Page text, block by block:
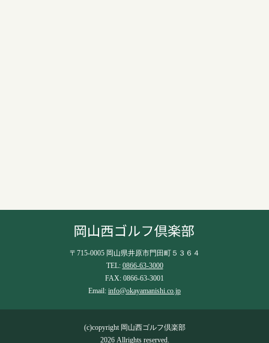
〒715-0005 岡山県井原市門田町５３６４
TEL: 0866-63-3000
FAX: 0866-63-3001
Email: info@okayamanishi.co.jp
(c)copyright 岡山西ゴルフ倶楽部
2026 Allrights reserved.